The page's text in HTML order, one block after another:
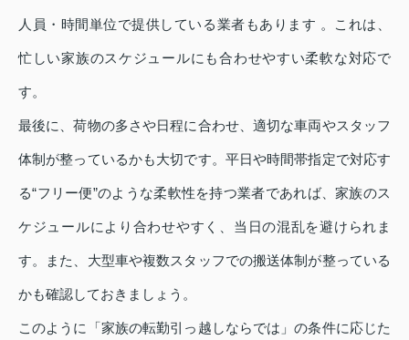
人員・時間単位で提供している業者もあります 。これは、
忙しい家族のスケジュールにも合わせやすい柔軟な対応で
す。
最後に、荷物の多さや日程に合わせ、適切な車両やスタッフ
体制が整っているかも大切です。平日や時間帯指定で対応す
る“フリー便”のような柔軟性を持つ業者であれば、家族のス
ケジュールにより合わせやすく、当日の混乱を避けられま
す。また、大型車や複数スタッフでの搬送体制が整っている
かも確認しておきましょう。
このように「家族の転勤引っ越しならでは」の条件に応じた